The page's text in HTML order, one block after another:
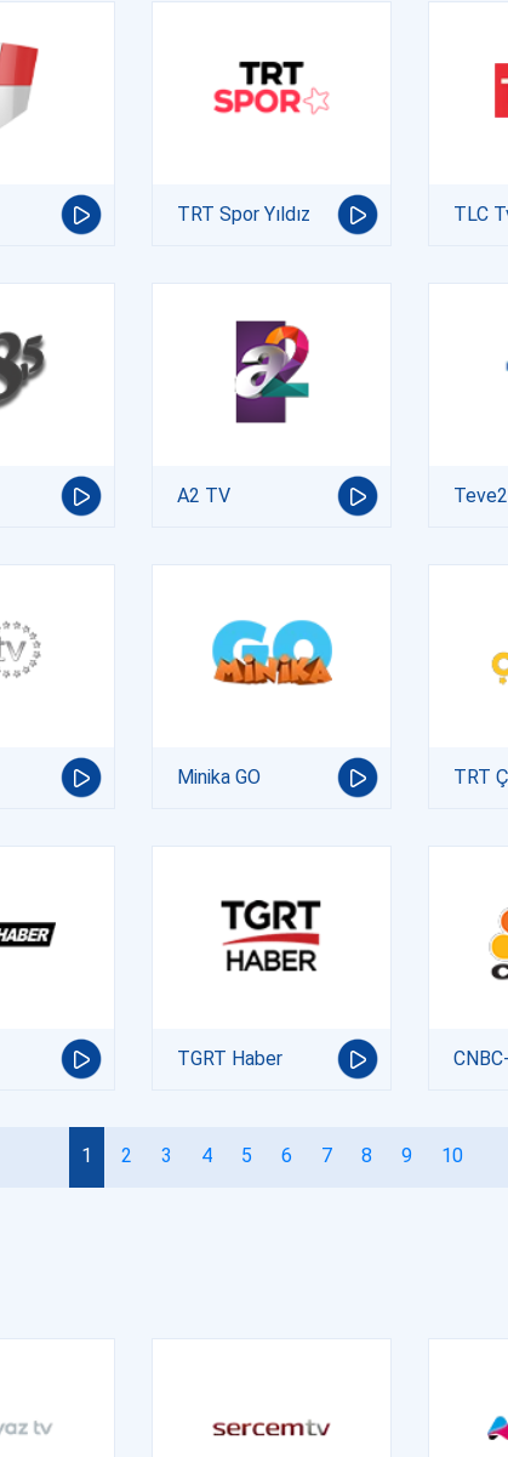
TRT Spor Yıldız TLC
A2 TV Teve2
Minika GO TRT
TGRT Haber
1 2 3 4 5 6 7 8 9 10